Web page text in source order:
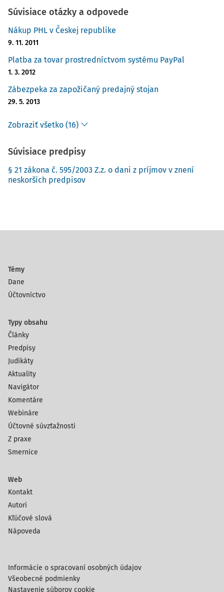
Súvisiace otázky a odpovede
Nákup PHL v Českej republike
9. 11. 2011
Platba za tovar prostredníctvom systému PayPal
1. 3. 2012
Zábezpeka za zapožičaný predajný stojan
29. 5. 2013
Zobraziť všetko (16)
Súvisiace predpisy
§ 21 zákona č. 595/2003 Z.z. o dani z príjmov v znení
neskorších predpisov
Témy
Dane
Účtovníctvo
Typy obsahu
Články
Predpisy
Judikáty
Aktuality
Navigátor
Komentáre
Webináre
Účtovné súvzťažnosti
Z praxe
Smernice
Web
Kontakt
Autori
Kľúčové slová
Nápoveda
Informácie o spracovaní osobných údajov
Všeobecné podmienky
Nastavenie súborov cookie